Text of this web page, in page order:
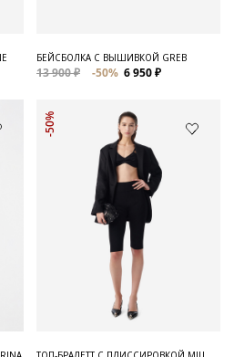
БЕЙСБОЛКА С ВЫШИВКОЙ GREB
13 900 ₽ -50% 6 950 ₽
-50%